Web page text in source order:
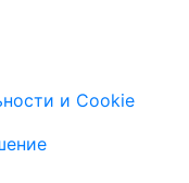
и Cookie